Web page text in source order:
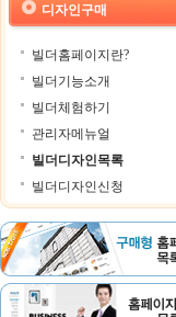
디자인구매
빌더홈페이지란?
빌더기능소개
빌더체험하기
관리자메뉴얼
빌더디자인목록
빌더디자인신청